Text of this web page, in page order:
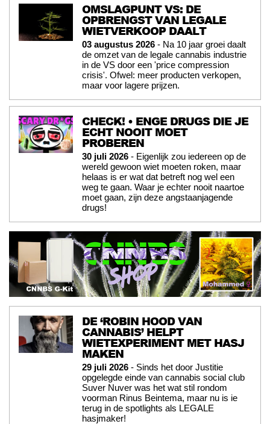
OMSLAGPUNT VS: DE
OPBRENGST VAN LEGALE
WIETVERKOOP DAALT
03 augustus 2026 - Na 10 jaar groei daalt
de omzet van de legale cannabis industrie
in de VS door een 'price compression
crisis'. Ofwel: meer producten verkopen,
maar voor lagere prijzen.
CHECK! • ENGE DRUGS DIE JE
ECHT NOOIT MOET
PROBEREN
30 juli 2026 - Eigenlijk zou iedereen op de
wereld gewoon wiet moeten roken, maar
helaas is er wat dat betreft nog wel een
weg te gaan. Waar je echter nooit naartoe
moet gaan, zijn deze angstaanjagende
drugs!
DE ‘ROBIN HOOD VAN
CANNABIS’ HELPT
WIETEXPERIMENT MET HASJ
MAKEN
29 juli 2026 - Sinds het door Justitie
opgelegde einde van cannabis social club
Suver Nuver was het wat stil rondom
voorman Rinus Beintema, maar nu is ie
terug in de spotlights als LEGALE
hasjmaker!